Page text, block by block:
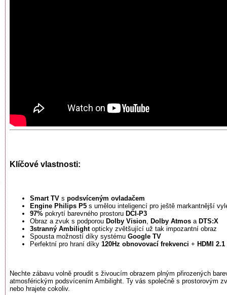
Klíčové vlastnosti:
Smart TV s podsvíceným ovladačem
Engine Philips P5 s umělou inteligencí pro ještě markantnější
97% pokrytí barevného prostoru DCI-P3
Obraz a zvuk s podporou Dolby Vision Dolby Atmos a DTS:X
3stranný Ambilightopticky zvětšující už tak impozantní obraz
Spousta možností díky systému Google TV
Perfektní pro hraní díky 120Hz obnovovací frekvenci + HDMI 2.1
Nechte zábavu volně proudit s živoucím obrazem plným přirozených
atmosférickým podsvícením Ambilight. Ty vás společně s prostorovým
nebo hrajete cokoliv.